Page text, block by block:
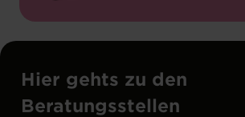
Hier gehts zu den
Beratungsstellen